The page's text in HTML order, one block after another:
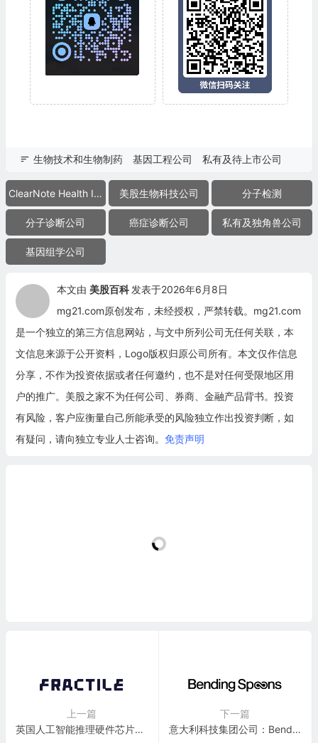
生物技术和生物制药 基因工程公司 私有及待上市公司
ClearNote Health Inc. 美股生物科技公司 分子检测
分子诊断公司 癌症诊断公司 私有及独角兽公司
基因组学公司
本文由 美股百科 发表于2026年6月8日
mg21.com原创发布，未经授权，严禁转载。mg21.com
是一个独立的第三方信息网站，与文中所列公司无任何关联，本
文信息来源于公开资料，Logo版权归原公司所有。本文仅作信息
分享，不作为投资依据或者任何邀约，也不是对任何受限地区用
户的推广。美股之家不为任何公司、券商、金融产品背书。投资
有风险，客户应衡量自己所能承受的风险独立作出投资判断，如
有疑问，请向独立专业人士咨询。 免责声明
上一篇
英国人工智能推理硬件芯片初创公司：Fractile Ltd
下一篇
意大利科技集团公司：Bending Spoons S.p.A.(BSP)